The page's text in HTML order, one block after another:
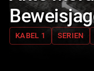
KABEL 1 SERIEN